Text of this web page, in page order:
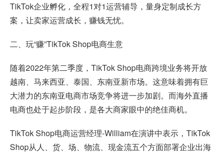
TikTok企业孵化，全程1对1运营辅导，量身定制成长方
案，让卖家运营成长，赚钱无忧。
二、玩“赚”TikTok Shop电商生意
随着2022年第二季度，TikTok Shop电商跨境业务将开放
越南、马来西亚、泰国、东南亚新市场。这意味着拥有巨
大潜力的东南亚电商市场竞争将进一步加剧。而海外直播
电商也处于起步阶段，是各大商家眼中的绝佳商机。
TikTok Shop电商运营经理-William在演讲中表示，TikTok
Shop从人、货、场、物流、现金流五个方面部署企业出海